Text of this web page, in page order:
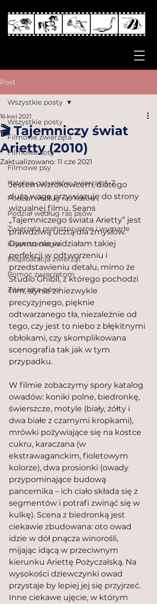
Post
Wszystkie posty
Filmowe zwierzęta
Filmowe koty
Filmowe psy
Katalog gatunków zwierząt A-Z
Podział według ras kotów
Podział według ras psów
Zwierzęta prehistoryczne i wymarłe
Kryptozoologia
Eksploatacja zwierząt
Pomoc zwierzętom
Zwierzęta górą!
Wszystkie posty
🎬 Tajemniczy świat
Arietty (2010)
16 kwi 2021
Zaktualizowano: 11 cze 2021
Jestem wzrokowcem, dlatego
dużą wagę przywiązuję do strony
wizualnej filmu. Seans
„Tajemniczego świata Arietty” jest
prawdziwą ucztą dla zmysłów.
Dawno nie widziałam takiej
perfekcji w odtworzeniu i
przedstawieniu detalu, mimo że
Studio Ghibli, z którego pochodzi
film, słynie z niezwykle
precyzyjnego, pięknie
odtwarzanego tła, niezależnie od
tego, czy jest to niebo z błękitnymi
obłokami, czy skomplikowana
scenografia tak jak w tym
przypadku.
W filmie zobaczymy spory katalog
owadów: koniki polne, biedronkę,
świerszcze, motyle (biały, żółty i
dwa białe z czarnymi kropkami),
mrówki pożywiające się na kostce
cukru, karaczana (w
ekstrawaganckim, fioletowym
kolorze), dwa prosionki (owady
przypominające budową
pancernika – ich ciało składa się z
segmentów i potrafi zwinąć się w
kulkę). Scena z biedronką jest
ciekawie zbudowana: oto owad
idzie w dół pnącza winorośli,
mijając idącą w przeciwnym
kierunku Ariettę Pożyczalską. Na
wysokości dziewczynki owad
przystaje by lepiej jej się przyjrzeć.
Inne ciekawe ujęcie, w którym